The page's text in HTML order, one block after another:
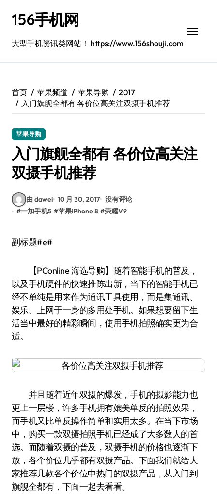
156手机网
大型手机资讯类网站！ https://www.156shouji.com
首页 苹果频道 苹果导购
2017
入门旗舰全都有 各价位高关注双摄手机推荐
苹果导购
入门旗舰全都有 各价位高关注
双摄手机推荐
由 dawei 10 月 30, 2017 没有评论
#一加手机5 #苹果iPhone 8 #荣耀V9
副标题#e#
【PConline 海选导购】随着智能手机的普及，
以及手机硬件的快速推陈出新，当下的智能手机已
经不单纯是用来作为通讯工具使用，而是集通讯、
娱乐、上网于一身的多用处手机。如果想要留下生
活当中最好的精彩瞬间，使用手机拍照确实更为合
适。
并且随着近年双摄的爆发，手机的摄影能力也
更上一层楼，许多手机拥有媲美单反的拍照效果，
而手机又比单反操作简单和实用太多。在当下市场
中，购买一款双摄拍照手机已经成了大多数人的首
选。而随着双摄的普及，双摄手机的价格也逐渐下
放，各个价位几乎都有双摄产品。下面我们就给大
家推荐几款各个价位中热门的双摄产品，从入门到
旗舰全都有，下面一起去看看。